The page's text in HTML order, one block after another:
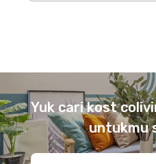
Yuk cari kost
untukmu